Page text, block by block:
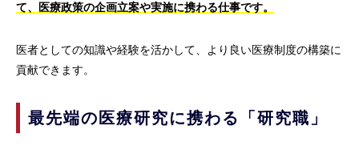
て、医療政策の企画立案や実施に携わる仕事です。
医者としての知識や経験を活かして、より良い医療制度の構築に
貢献できます。
最先端の医療研究に携わる「研究職」